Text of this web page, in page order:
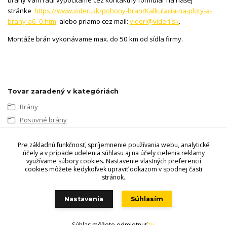
stránke https://www.videri.sk/pohony-bran/Kalkulacia-na-ploty-a-
brany-a6_0.htm alebo priamo cez mail: videri@videri.sk.
Montáže brán vykonávame max. do 50 km od sídla firmy.
Tovar zaradený v kategóriách
Brány
Posuvné brány
Koľajnicová so stĺpikmi
Videri s.r.o., Lúčna 32, 900 01 Modra. Predajňa - Štefánikova 69,
900 01 Modra, Tel.: +421 949 353 848, +421 944 045 358,
POZOR ZMENA OTVÁRACÍCH HODÍN!!!
Pre základnú funkčnosť, spríjemnenie používania webu, analytické
účely a v prípade udelenia súhlasu aj na účely cielenia reklamy
využívame súbory cookies. Nastavenie vlastných preferencií
cookies môžete kedykoľvek upraviť odkazom v spodnej časti
stránok.
Nastavenia Súhlasím